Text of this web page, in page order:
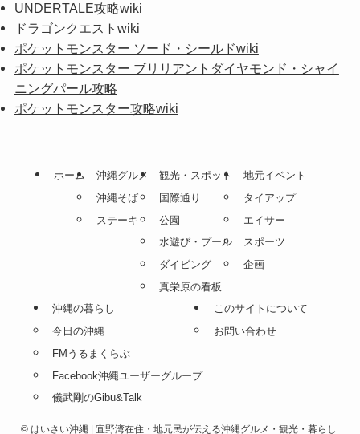
UNDERTALE攻略wiki
ドラゴンクエストwiki
ポケットモンスター ソード・シールドwiki
ポケットモンスター ブリリアントダイヤモンド・シャイ
ニングパール攻略
ポケットモンスター攻略wiki
ホーム
沖縄グルメ
沖縄そば
ステーキ
観光・スポット
国際通り
公園
水遊び・プール
ダイビング
真栄原の看板
地元イベント
タイアップ
エイサー
スポーツ
企画
沖縄の暮らし
今日の沖縄
FMうるまくらぶ
Facebook沖縄ユーザーグループ
儀武剛のGibu&Talk
このサイトについて
お問い合わせ
© はいさい沖縄 | 宜野湾在住・地元民が伝える沖縄グルメ・観光・暮らし.